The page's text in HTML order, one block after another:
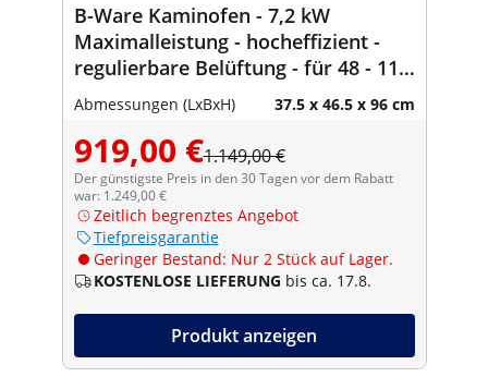
B-Ware Kaminofen - 7,2 kW
Maximalleistung - hocheffizient -
regulierbare Belüftung - für 48 - 115
m³ - BImSchV-Stufe 2
Abmessungen (LxBxH) 37.5 x 46.5 x 96 cm
919,00 €1.149,00 €
Der günstigste Preis in den 30 Tagen vor dem Rabatt
war: 1.249,00 €
Zeitlich begrenztes Angebot
Tiefpreisgarantie
Geringer Bestand: Nur 2 Stück auf Lager.
KOSTENLOSE LIEFERUNG bis ca. 17.8.
Produkt anzeigen